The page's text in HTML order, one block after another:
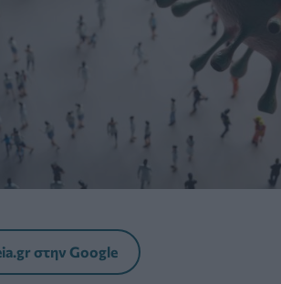
στην Google